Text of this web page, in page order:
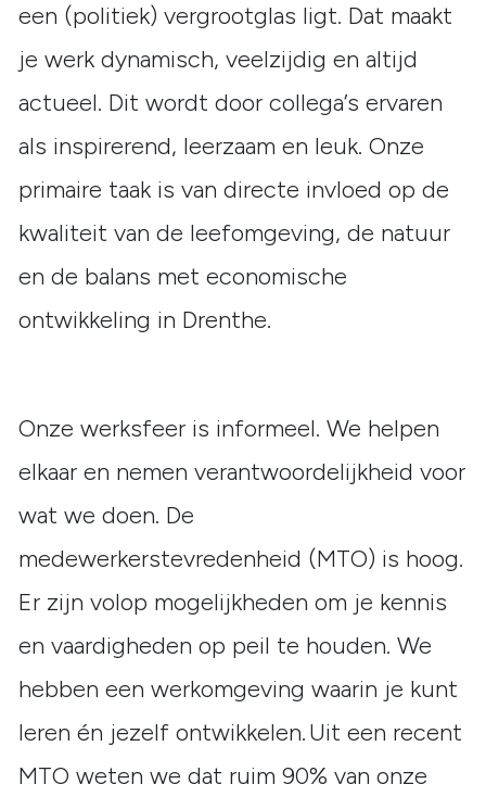
een (politiek) vergrootglas ligt. Dat maakt
je werk dynamisch, veelzijdig en altijd
actueel. Dit wordt door collega’s ervaren
als inspirerend, leerzaam en leuk. Onze
primaire taak is van directe invloed op de
kwaliteit van de leefomgeving, de natuur
en de balans met economische
ontwikkeling in Drenthe.
Onze werksfeer is informeel. We helpen
elkaar en nemen verantwoordelijkheid voor
wat we doen. De
medewerkerstevredenheid (MTO) is hoog.
Er zijn volop mogelijkheden om je kennis
en vaardigheden op peil te houden. We
hebben een werkomgeving waarin je kunt
leren én jezelf ontwikkelen. Uit een recent
MTO weten we dat ruim 90% van onze